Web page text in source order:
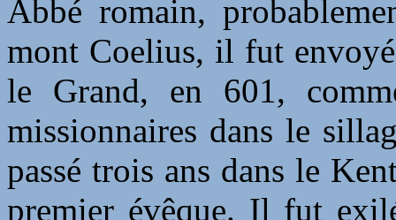
Abbé romain,
mont Coelius, il fut
le Grand, en 601,
missionnaires dans le
passé trois ans dans le
premier évêque. Il fut